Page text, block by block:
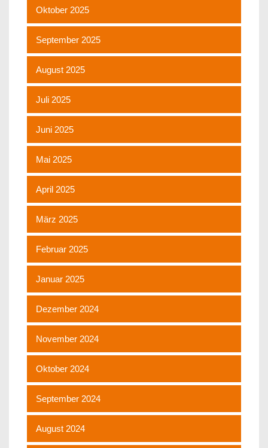
Oktober 2025
September 2025
August 2025
Juli 2025
Juni 2025
Mai 2025
April 2025
März 2025
Februar 2025
Januar 2025
Dezember 2024
November 2024
Oktober 2024
September 2024
August 2024